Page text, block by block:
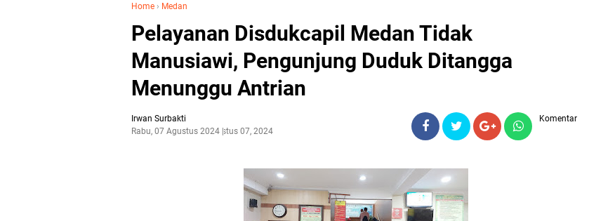
Home › Medan
Pelayanan Disdukcapil Medan Tidak
Manusiawi, Pengunjung Duduk Ditangga
Menunggu Antrian
Irwan Surbakti
Rabu, 07 Agustus 2024Agustus 07, 2024
Komentar